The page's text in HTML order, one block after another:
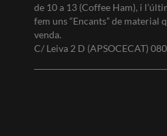
de 10 a 13 (Coffee Ham), i
fem uns “Encants” de material
venda.
C/ Leiva 2 D (APSOCECAT)